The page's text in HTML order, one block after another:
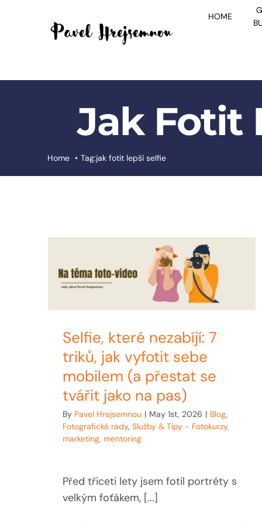
HOME
Jak Fotit
Home Tag:jak fotit lepší selfie
Selfie, které nezabíjí: 7
triků, jak vyfotit sebe
mobilem (a přestat se
tvářit jako na pas)
By Pavel Hrejsemnou | May 1st, 2026 | Blog,
Fotografické rady,Služby & Tipy - Fotokurzy,
marketing, mentoring
Před třiceti lety jsem fotil portréty s
velkým foťákem, [...]